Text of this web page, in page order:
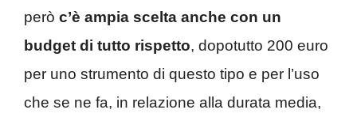
però c’è ampia scelta anche con un
budget di tutto rispetto, dopotutto 200 euro
per uno strumento di questo tipo e per l’uso
che se ne fa, in relazione alla durata media,